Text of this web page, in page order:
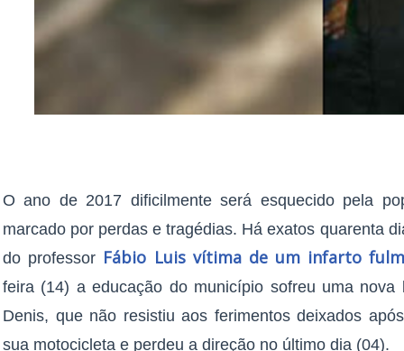
O ano de 2017 dificilmente será esquecido pela
marcado por perdas e tragédias. Há exatos quarenta
do professor Fábio Luis vítima de um infarto
feira (14) a educação do município sofreu uma
Denis, que não resistiu aos ferimentos deixados
sua motocicleta e perdeu a direção no último dia (04).